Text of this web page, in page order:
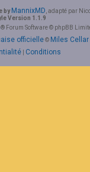
byMannixMD , adapté par
Version 1.1.9
® Forum Software © phpBB
officielle© Miles Cellar
Conditions